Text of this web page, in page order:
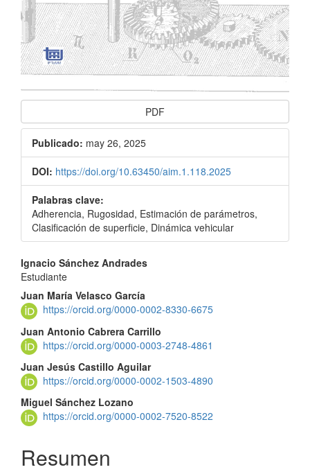
PDF
Publicado: may 26, 2025
DOI: https://doi.org/10.63450/aim.1.118.2025
Palabras clave:
Adherencia, Rugosidad, Estimación de parámetros,
Clasificación de superficie, Dinámica vehicular
Contenido
principal
del
artículo
Ignacio Sánchez Andrades
Estudiante
Juan María Velasco García
https://orcid.org/0000-0002-8330-6675
Juan Antonio Cabrera Carrillo
https://orcid.org/0000-0003-2748-4861
Juan Jesús Castillo Aguilar
https://orcid.org/0000-0002-1503-4890
Miguel Sánchez Lozano
https://orcid.org/0000-0002-7520-8522
Resumen